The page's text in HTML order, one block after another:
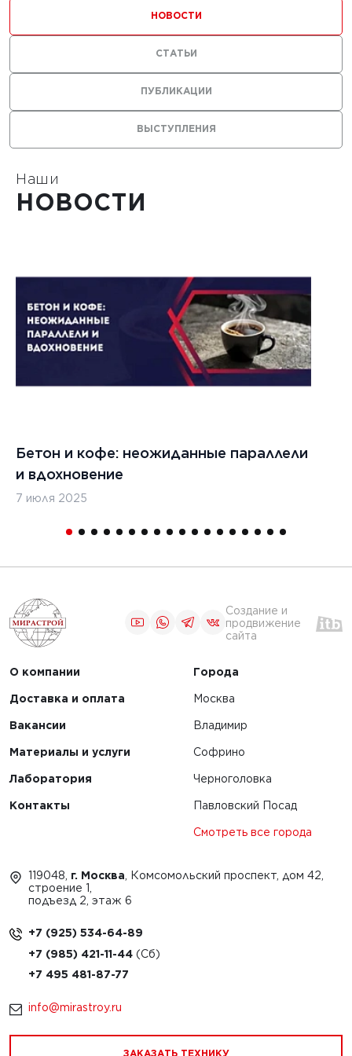
с
ВЫСТУПЛЕНИЯ
ПУБЛИКАЦИИ
НОВОСТИ
СТАТЬИ
Наши
НОВОСТИ
Бетон и кофе: неожиданные параллели
и вдохновение
7 июля 2025
Создание и
продвижение
сайта
О компании
Доставка и оплата
Вакансии
Материалы и услуги
Лаборатория
Контакты
Города
Москва
Владимир
Софрино
Черноголовка
Павловский Посад
Смотреть все города
119048, г. Москва , Комсомольский проспект, дом 42,
строение 1,
подъезд 2, этаж 6
+7 (925) 534-64-89
+7 (985) 421-11-44
+7 495 481-87-77
info@mirastroy.ru
ЗАКАЗАТЬ ТЕХНИКУ